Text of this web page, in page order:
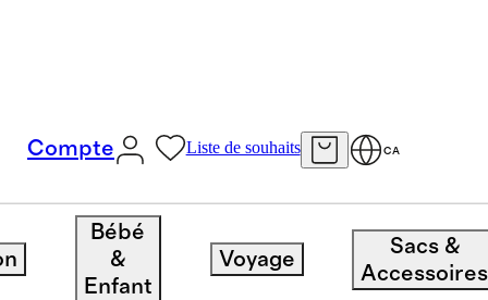
Compte Liste de souhaits CA
Bébé
&
Enfant
Voyage
Sacs &
Accessoires